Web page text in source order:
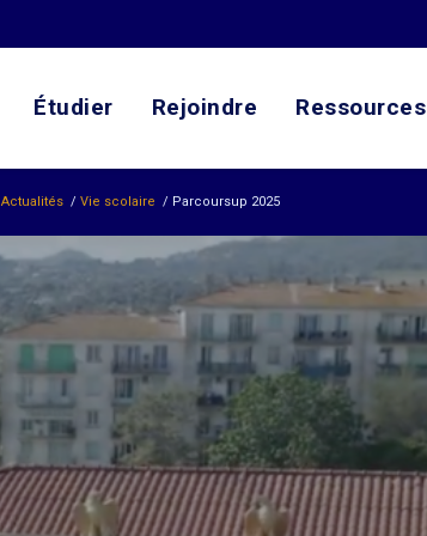
Étudier Rejoindre Ressources
Actualités / Vie scolaire / Parcoursup 2025